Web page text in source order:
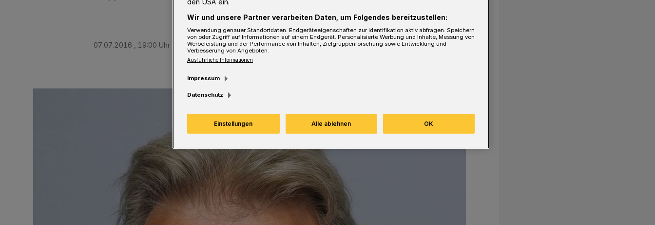
07.07.2016 , 19:00 Uhr Eine Minute Lesezeit
den USA ein.
Wir und unsere Partner verarbeiten Daten, um Folgendes bereitzustellen:
Verwendung genauer Standortdaten. Endgeräteeigenschaften zur Identifikation aktiv abfragen. Speichern
von oder Zugriff auf Informationen auf einem Endgerät. Personalisierte Werbung und Inhalte, Messung von
Werbeleistung und der Performance von Inhalten, Zielgruppenforschung sowie Entwicklung und
Verbesserung von Angeboten.
Ausführliche Informationen
Impressum
Datenschutz
Einstellungen Alle ablehnen OK